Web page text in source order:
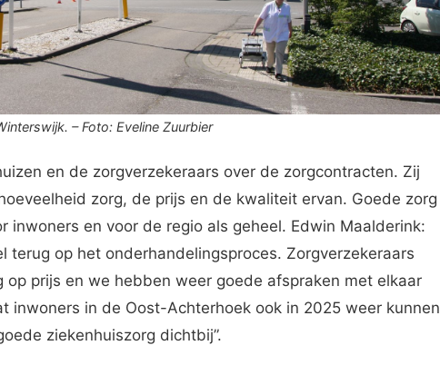
– Foto: Eveline Zuurbier
en de zorgverzekeraars over de zorgcontracten. Zij
zorg, de prijs en de kwaliteit ervan. Goede zorg
inwoners en voor de regio als geheel. Edwin Maalderink:
terug op het onderhandelingsproces. Zorgverzekeraars
op prijs en we hebben weer goede afspraken met elkaar
inwoners in de Oost-Achterhoek ook in 2025 weer kunnen
ziekenhuiszorg dichtbij”.